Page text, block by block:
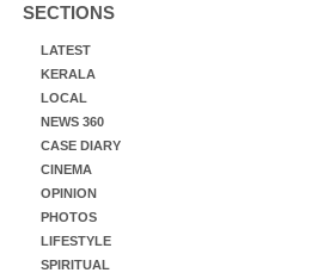
SECTIONS
LATEST
KERALA
LOCAL
NEWS 360
CASE DIARY
CINEMA
OPINION
PHOTOS
LIFESTYLE
SPIRITUAL